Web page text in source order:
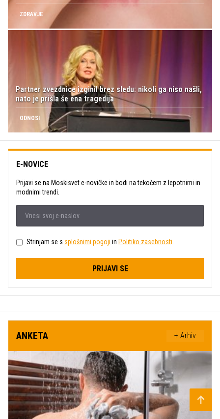
ZDRAVJE
Partner zvezdnice izginil brez sledu: nikoli ga niso našli,
nato je prišla še ena tragedija
ODNOSI
E-NOVICE
Prijavi se na Moskisvet e-novičke in bodi na tekočem z lepotnimi in
modnimi trendi.
Strinjam se s splošnimi pogoji in Politiko zasebnosti.
PRIJAVI SE
ANKETA + Arhiv